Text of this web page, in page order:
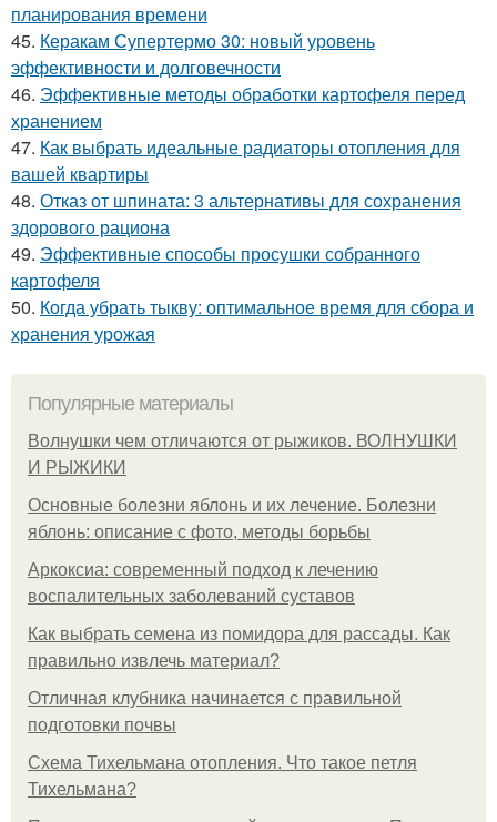
планирования времени
45. Керакам Супертермо 30: новый уровень
эффективности и долговечности
46. Эффективные методы обработки картофеля перед
хранением
47. Как выбрать идеальные радиаторы отопления для
вашей квартиры
48. Отказ от шпината: 3 альтернативы для сохранения
здорового рациона
49. Эффективные способы просушки собранного
картофеля
50. Когда убрать тыкву: оптимальное время для сбора и
хранения урожая
Популярные материалы
Волнушки чем отличаются от рыжиков. ВОЛНУШКИ
И РЫЖИКИ
Основные болезни яблонь и их лечение. Болезни
яблонь: описание с фото, методы борьбы
Аркоксиа: современный подход к лечению
воспалительных заболеваний суставов
Как выбрать семена из помидора для рассады. Как
правильно извлечь материал?
Отличная клубника начинается с правильной
подготовки почвы
Схема Тихельмана отопления. Что такое петля
Тихельмана?